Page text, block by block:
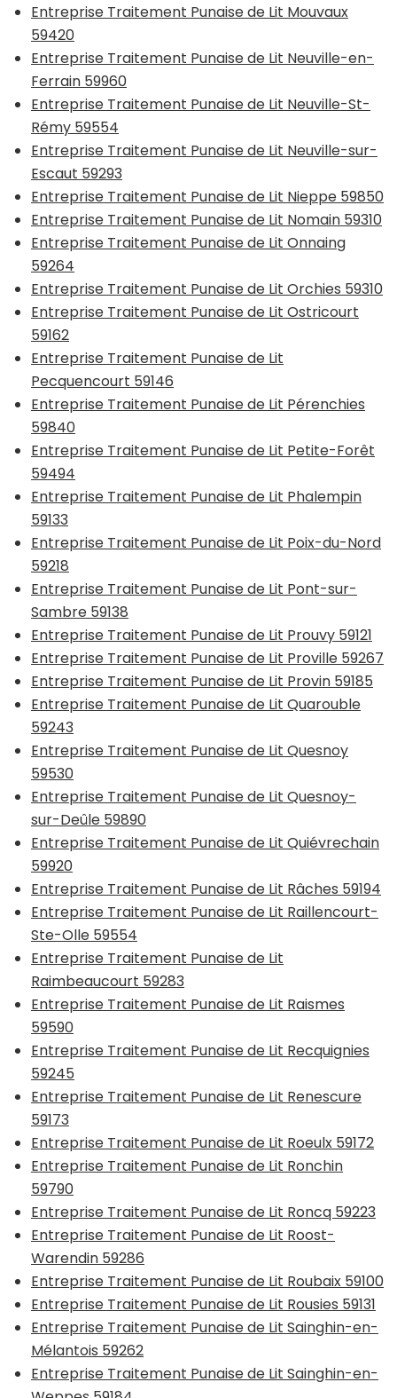
Entreprise Traitement Punaise de Lit Mouvaux
59420
Entreprise Traitement Punaise de Lit Neuville-en-
Ferrain 59960
Entreprise Traitement Punaise de Lit Neuville-St-
Rémy 59554
Entreprise Traitement Punaise de Lit Neuville-sur-
Escaut 59293
Entreprise Traitement Punaise de Lit Nieppe 59850
Entreprise Traitement Punaise de Lit Nomain 59310
Entreprise Traitement Punaise de Lit Onnaing
59264
Entreprise Traitement Punaise de Lit Orchies 59310
Entreprise Traitement Punaise de Lit Ostricourt
59162
Entreprise Traitement Punaise de Lit
Pecquencourt 59146
Entreprise Traitement Punaise de Lit Pérenchies
59840
Entreprise Traitement Punaise de Lit Petite-Forêt
59494
Entreprise Traitement Punaise de Lit Phalempin
59133
Entreprise Traitement Punaise de Lit Poix-du-Nord
59218
Entreprise Traitement Punaise de Lit Pont-sur-
Sambre 59138
Entreprise Traitement Punaise de Lit Prouvy 59121
Entreprise Traitement Punaise de Lit Proville 59267
Entreprise Traitement Punaise de Lit Provin 59185
Entreprise Traitement Punaise de Lit Quarouble
59243
Entreprise Traitement Punaise de Lit Quesnoy
59530
Entreprise Traitement Punaise de Lit Quesnoy-
sur-Deûle 59890
Entreprise Traitement Punaise de Lit Quiévrechain
59920
Entreprise Traitement Punaise de Lit Râches 59194
Entreprise Traitement Punaise de Lit Raillencourt-
Ste-Olle 59554
Entreprise Traitement Punaise de Lit
Raimbeaucourt 59283
Entreprise Traitement Punaise de Lit Raismes
59590
Entreprise Traitement Punaise de Lit Recquignies
59245
Entreprise Traitement Punaise de Lit Renescure
59173
Entreprise Traitement Punaise de Lit Roeulx 59172
Entreprise Traitement Punaise de Lit Ronchin
59790
Entreprise Traitement Punaise de Lit Roncq 59223
Entreprise Traitement Punaise de Lit Roost-
Warendin 59286
Entreprise Traitement Punaise de Lit Roubaix 59100
Entreprise Traitement Punaise de Lit Rousies 59131
Entreprise Traitement Punaise de Lit Sainghin-en-
Mélantois 59262
Entreprise Traitement Punaise de Lit Sainghin-en-